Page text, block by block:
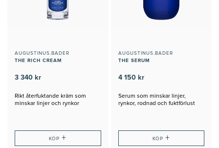
AUGUSTINUS.BADER
THE RICH CREAM
3 340 kr
Rikt återfuktande kräm som
minskar linjer och rynkor
KÖP+
AUGUSTINUS.BADER
THE SERUM
4 150 kr
Serum som minskar linjer,
rynkor, rodnad och fuktförlust
KÖP +